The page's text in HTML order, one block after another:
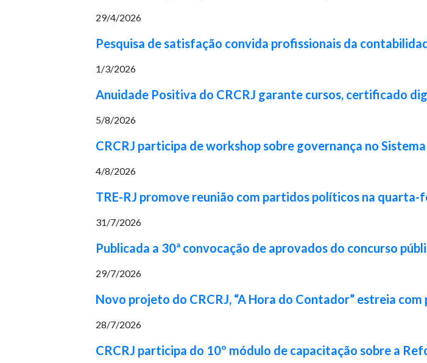
29/4/2026
Pesquisa de satisfação convida profissionais da
1/3/2026
Anuidade Positiva do CRCRJ garante cursos, certificado
5/8/2026
CRCRJ participa de workshop sobre governança no
4/8/2026
TRE-RJ promove reunião com partidos políticos na quarta-
31/7/2026
Publicada a 30ª convocação de aprovados do concurso
29/7/2026
Novo projeto do CRCRJ, “A Hora do Contador” estreia
28/7/2026
CRCRJ participa do 10º módulo de capacitação sobre a